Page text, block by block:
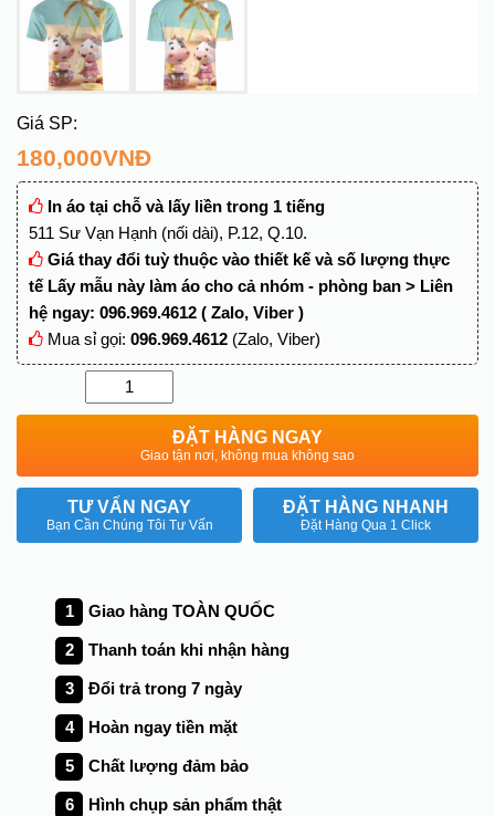
180,000VNĐ
In áo tại chỗ và lấy liền trong 1 tiếng
511 Sư Vạn Hạnh (nối dài), P.12, Q.10.
Giá thay đổi tuỳ thuộc vào thiết kế và số lượng thực
tế Lấy mẫu này làm áo cho cả nhóm - phòng ban > Liên
hệ ngay: 096.969.4612 ( Zalo, Viber )
Mua sỉ gọi: 096.969.4612 (Zalo, Viber)
ĐẶT HÀNG NGAY
Giao tận nơi, không mua không sao
TƯ VẤN NGAY
Bạn Cần Chúng Tôi Tư Vấn
ĐẶT HÀNG NHANH
Đặt Hàng Qua 1 Click
Giao hàng TOÀN QUỐC
Thanh toán khi nhận hàng
Đổi trả trong 7 ngày
Hoàn ngay tiền mặt
Chất lượng đảm bảo
Hình chụp sản phẩm thật